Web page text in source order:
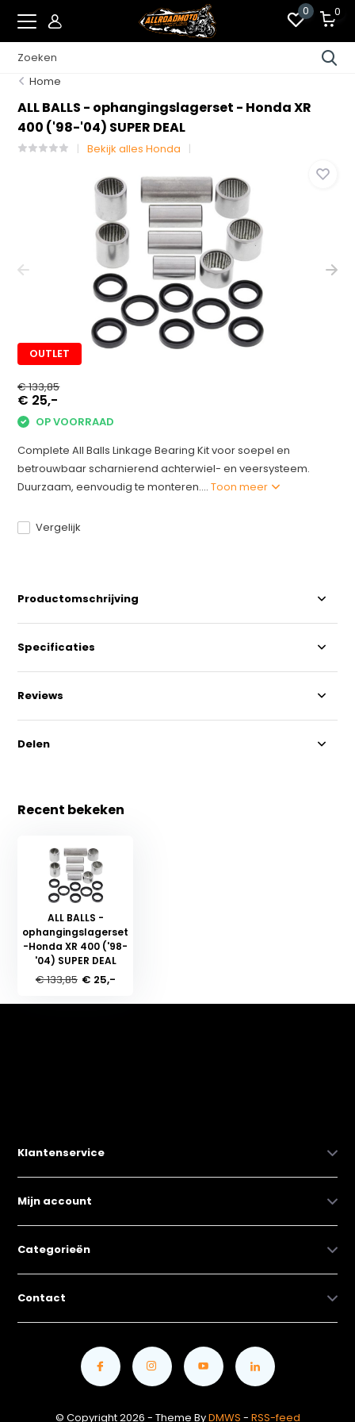
0 0
Home
ALL BALLS - ophangingslagerset - Honda XR
400 ('98-'04) SUPER DEAL
Bekijk alles Honda
OUTLET
€ 133,85
€ 25,-
OP VOORRAAD
Complete All Balls Linkage Bearing Kit voor soepel en
betrouwbaar scharnierend achterwiel- en veersysteem.
Duurzaam, eenvoudig te monteren....Toon meer
Vergelijk
Productomschrijving
Specificaties
Reviews
Delen
Recent bekeken
ALL BALLS -
ophangingslagerset
-Honda XR 400 ('98-
'04) SUPER DEAL
€ 133,85 € 25,-
Klantenservice
Mijn account
Categorieën
Contact
© Copyright 2026 - Theme ByDMWS - RSS-feed